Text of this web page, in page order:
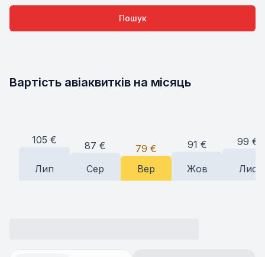
Пошук
Вартість авіаквитків на місяць
105 €
Лип
87 €
Сер
79 €
Вер
91 €
Жов
99 €
Лис